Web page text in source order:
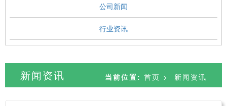
公司新闻
行业资讯
新闻资讯 当前位置: 首页 > 新闻资讯